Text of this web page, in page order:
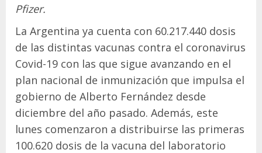
Pfizer.
La Argentina ya cuenta con 60.217.440 dosis
de las distintas vacunas contra el coronavirus
Covid-19 con las que sigue avanzando en el
plan nacional de inmunización que impulsa el
gobierno de Alberto Fernández desde
diciembre del año pasado. Además, este
lunes comenzaron a distribuirse las primeras
100.620 dosis de la vacuna del laboratorio